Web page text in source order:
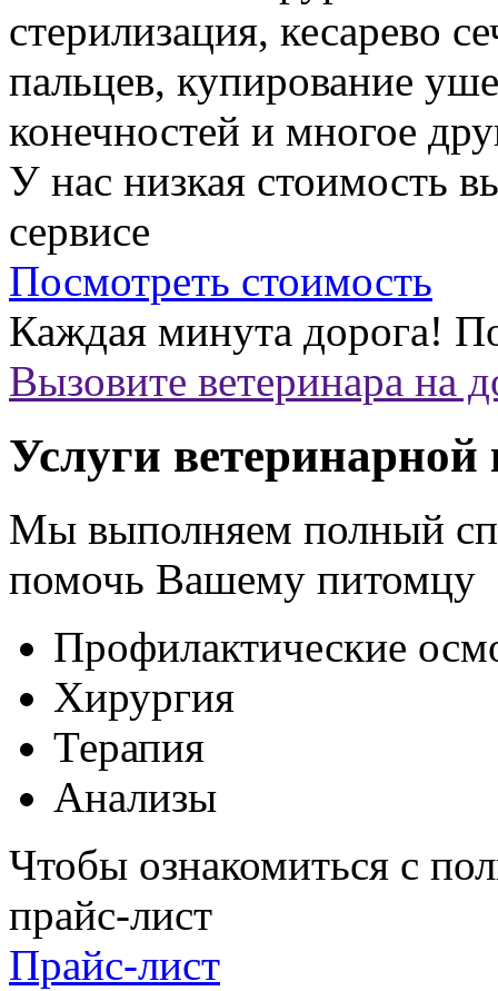
стерилизация, кесарево
пальцев, купирование
конечностей и многое
У нас низкая стоимость
сервисе
Посмотреть стоимость
Каждая минута дорога!
Вызовите ветеринара на
Услуги
Мы выполняем полный
помочь Вашему питомцу
Профилактические
Хирургия
Терапия
Анализы
Чтобы ознакомиться с
прайс-лист
Прайс-лист